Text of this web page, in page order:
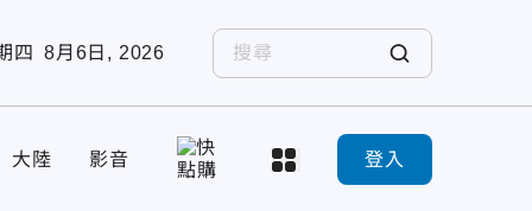
四 8月6日, 2026
大陸 影音 登入